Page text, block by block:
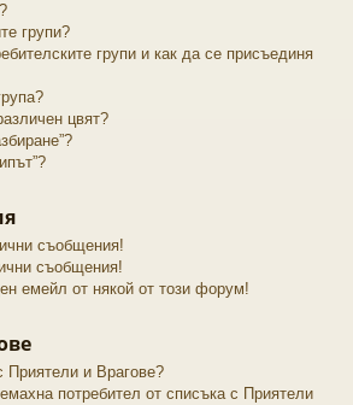
групи?
групи и как да се присъединя
цвят?
съобщения!
съобщения!
емейл от някой от този форум!
Приятели и Врагове?
потребител от списъка с Приятели